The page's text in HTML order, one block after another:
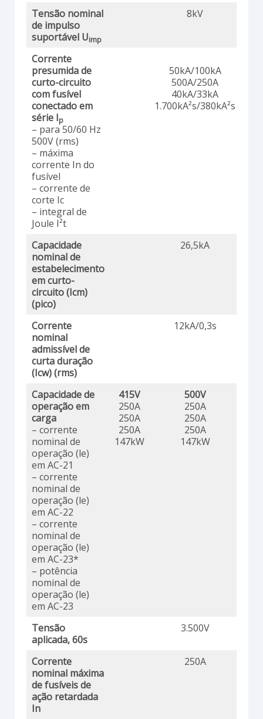
Tensão nominal
de impulso
suportável Uimp
8kV
Corrente
presumida de
curto-circuito
com fusível
conectado em
série Ip
– para 50/60 Hz
500V (rms)
– máxima
corrente In do
fusível
– corrente de
corte Ic
– integral de
Joule I²t
50kA/100kA
500A/250A
40kA/33kA
1.700kA²s/380kA²s
Capacidade
nominal de
estabelecimento
em curto-
circuito (Icm)
(pico)
26,5kA
Corrente
nominal
admissível de
curta duração
(Icw) (rms)
12kA/0,3s
Capacidade de
operação em
carga
– corrente
nominal de
operação (le)
em AC-21
– corrente
nominal de
operação (le)
em AC-22
– corrente
nominal de
operação (le)
em AC-23*
– potência
nominal de
operação (le)
em AC-23
415V
250A
250A
250A
147kW
500V
250A
250A
250A
147kW
Tensão
aplicada, 60s
3.500V
Corrente
nominal máxima
de fusíveis de
ação retardada
In
250A